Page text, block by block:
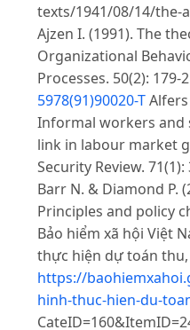
texts/1941/08/14/the-
Ajzen I. (1991). The
Organizational
Processes. 50(2): 179-
5978(91)90020-TAlfers
Informal workers and
link in labour market
Security Review.
Barr N. & Diamond P.
Principles and policy
Bảo hiểm xã hội Việt
thực hiện dự toán
https://
hinh-thuc-hien-du-